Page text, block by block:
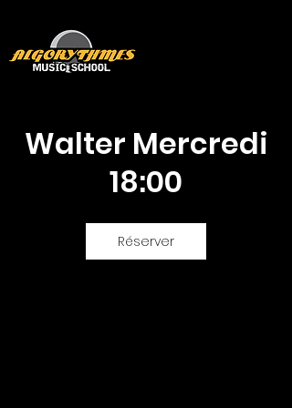
Walter Mercredi
18:00
Réserver